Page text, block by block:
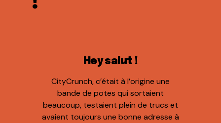
Hey salut !
CityCrunch, c’était à l’origine une
bande de potes qui sortaient
beaucoup, testaient plein de trucs et
avaient toujours une bonne adresse à